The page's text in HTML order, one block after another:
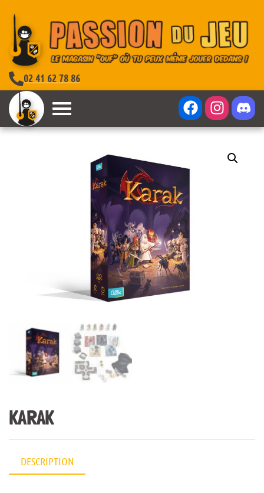
02 41 62 78 86
KARAK
DESCRIPTION